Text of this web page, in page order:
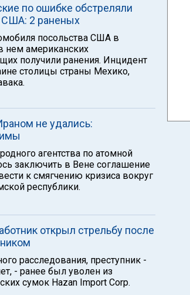
по ошибке обстреляли
США: 2 раненых
посольства США в
нем американских
получили ранения. Инцидент
столицы страны Мехико,
не удались:
агентства по атомной
заключить в Вене соглашение
к смягчению кризиса вокруг
республики.
открыл стрельбу после
расследования, преступник -
- ранее был уволен из
сумок Hazan Import Corp.